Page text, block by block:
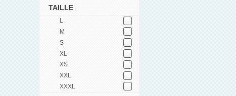
TAILLE
L
M
S
XL
XS
XXL
XXXL